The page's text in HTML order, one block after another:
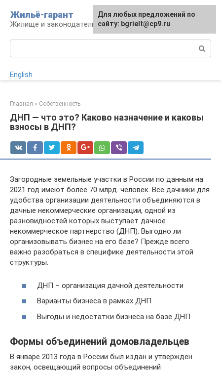
контенту
Жильё-гарант
Жилище и законодательство РФ
English
Главная » Собственность
ДНП — что это? Каково назначение и каковы
взносы в ДНП?
Загородные земельные участки в России по данным на
2021 год имеют более 70 млрд. человек. Все дачники для
удобства организации деятельности объединяются в
дачные некоммерческие организации, одной из
разновидностей которых выступает дачное
некоммерческое партнерство (ДНП). Выгодно ли
организовывать бизнес на его базе? Прежде всего
важно разобраться в специфике деятельности этой
структуры.
ДНП – организация дачной деятельности
Варианты бизнеса в рамках ДНП
Выгоды и недостатки бизнеса на базе ДНП
Формы объединений домовладельцев
В январе 2013 года в России был издан и утвержден
закон, освещающий вопросы объединений
Для любых предложений по
сайту: bgrielt@cp9.ru